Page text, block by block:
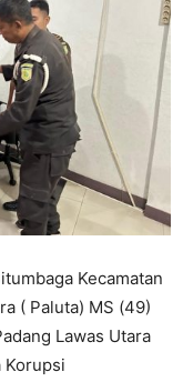
Kecamatan
( Paluta) MS (49)
Lawas Utara
Korupsi